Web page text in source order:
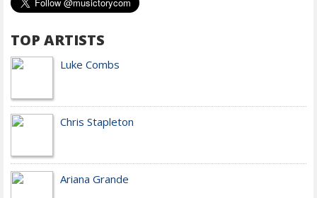
TOP ARTISTS
Luke Combs
Chris Stapleton
Ariana Grande